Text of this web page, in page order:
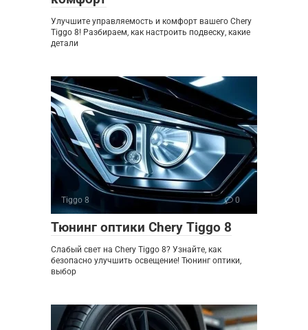
Улучшите управляемость и комфорт вашего Chery
Tiggo 8! Разбираем, как настроить подвеску, какие
детали
Tiggo 8 0
Тюнинг оптики Chery Tiggo 8
Слабый свет на Chery Tiggo 8? Узнайте, как
безопасно улучшить освещение! Тюнинг оптики,
выбор